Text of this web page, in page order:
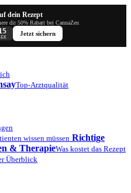
dein Rezept
dir 50% Rabatt bei CannaZen
Jetzt sichern
Top-Arztqualität
wissen müssen Richtige
& TherapieWas kostet das Rezept
Überblick